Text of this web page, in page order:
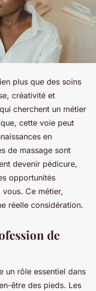
plus que des soins
créativité et
cherchent un métier
cette voie peut
en
de massage sont
devenir pédicure,
opportunités
Ce métier,
réelle considération.
de
un rôle essentiel dans
être des pieds. Les